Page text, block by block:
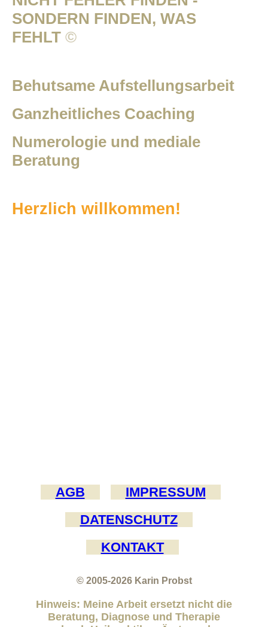
SONDERN FINDEN, WAS
FEHLT ©
Behutsame Aufstellungsarbeit
Ganzheitliches Coaching
Numerologie und mediale
Beratung
Herzlich willkommen!
AGB
IMPRESSUM
DATENSCHUTZ
KONTAKT
© 2005-2026 Karin Probst
Hinweis: Meine Arbeit ersetzt nicht die
Beratung, Diagnose und Therapie